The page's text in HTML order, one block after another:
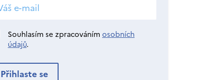
Souhlasím se zpracováním osobních
údajů.